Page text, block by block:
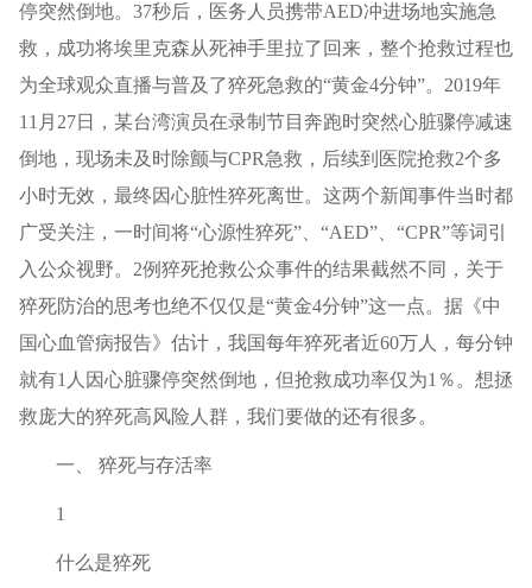
停突然倒地。37秒后，医务人员携带AED冲进场地实施急
救，成功将埃里克森从死神手里拉了回来，整个抢救过程也
为全球观众直播与普及了猝死急救的“黄金4分钟”。2019年
11月27日，某台湾演员在录制节目奔跑时突然心脏骤停减速
倒地，现场未及时除颤与CPR急救，后续到医院抢救2个多
小时无效，最终因心脏性猝死离世。这两个新闻事件当时都
广受关注，一时间将“心源性猝死”、“AED”、“CPR”等词引
入公众视野。2例猝死抢救公众事件的结果截然不同，关于
猝死防治的思考也绝不仅仅是“黄金4分钟”这一点。据《中
国心血管病报告》估计，我国每年猝死者近60万人，每分钟
就有1人因心脏骤停突然倒地，但抢救成功率仅为1％。想拯
救庞大的猝死高风险人群，我们要做的还有很多。
一、 猝死与存活率
1
什么是猝死